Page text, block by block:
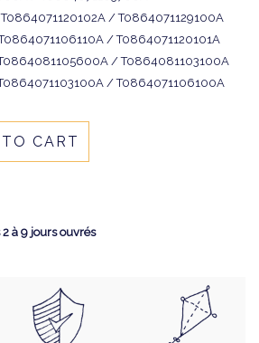
/ T0864071129100A
/ T0864071120101A
/ T0864081103100A
/ T0864071106100A
CART
à 9 jours ouvrés